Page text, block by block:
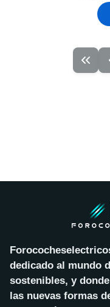
dedicado al mundo
sostenibles, y
las nuevas formas